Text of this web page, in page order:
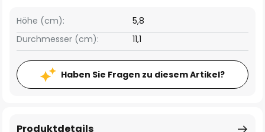
Höhe (cm):
5,8
Durchmesser (cm):
11,1
Haben Sie Fragen zu diesem Artikel?
Produktdetails